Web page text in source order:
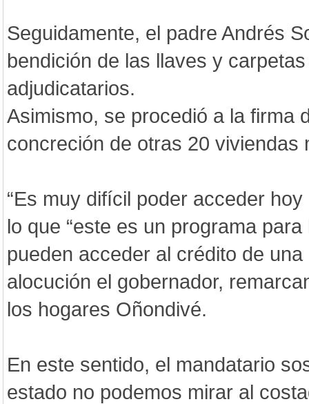
Seguidamente, el padre Andrés
bendición de las llaves y
adjudicatarios.
Asimismo, se procedió a la firma
concreción de otras 20 viviendas
“Es muy difícil poder acceder
lo que “este es un programa
pueden acceder al crédito de una
alocución el gobernador,
los hogares Oñondivé.
En este sentido, el mandatario
estado no podemos mirar al